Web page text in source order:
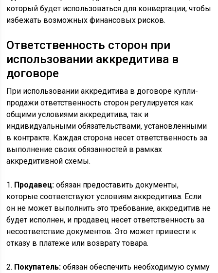
который будет использоваться для конвертации, чтобы
избежать возможных финансовых рисков.
Ответственность сторон при
использовании аккредитива в
договоре
При использовании аккредитива в договоре купли-
продажи ответственность сторон регулируется как
общими условиями аккредитива, так и
индивидуальными обязательствами, установленными
в контракте. Каждая сторона несет ответственность за
выполнение своих обязанностей в рамках
аккредитивной схемы.
1. Продавец: обязан предоставить документы,
которые соответствуют условиям аккредитива. Если
он не может выполнить это требование, аккредитив не
будет исполнен, и продавец несет ответственность за
несоответствие документов. Это может привести к
отказу в платеже или возврату товара.
2. Покупатель: обязан обеспечить необходимую сумму